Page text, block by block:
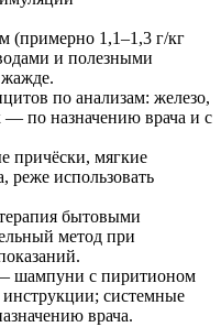
(примерно 1,1–1,3 г/кг
и полезными
по анализам: железо,
по назначению врача и с
причёски, мягкие
реже использовать
бытовыми
метод при
шампуни с пиритионом
системные
врача.